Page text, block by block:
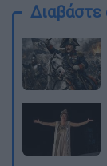
Διαβάστε